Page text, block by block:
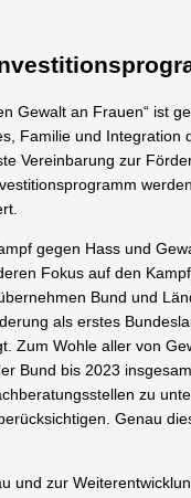
Gewalt an Frauen“ ist
Familie und Integration
Vereinbarung zur
gegen Hass und
Fokus auf den
Bund und
als erstes
Zum Wohle aller von
Bund bis 2023
zu
Genau
und zur